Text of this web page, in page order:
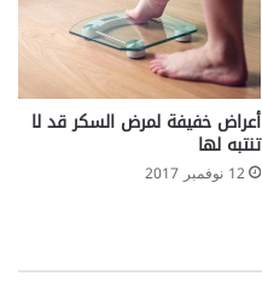
أعراض خفيفة لمرض السكر قد لا
تنتبه لها
12 نوفمبر 2017